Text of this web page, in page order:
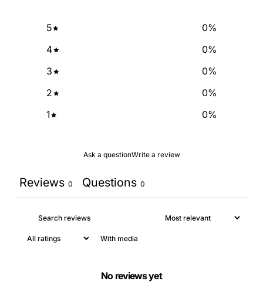
5 0%
4
0%
3
0%
2
0%
1
0%
Ask a questionWrite a review
Reviews 0 Questions 0
With media
No reviews yet